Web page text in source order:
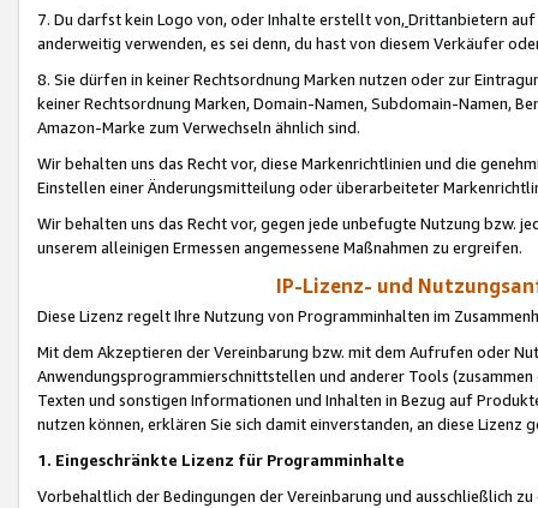
7. Du darfst kein Logo von, oder Inhalte erstellt von,Drittanbietern auf
anderweitig verwenden, es sei denn, du hast von diesem Verkäufer
8. Sie dürfen in keiner Rechtsordnung Marken nutzen oder zur
keiner Rechtsordnung Marken, Domain-Namen, Subdomain-Namen,
Amazon-Marke zum Verwechseln ähnlich sind.
Wir behalten uns das Recht vor, diese Markenrichtlinien und die
Einstellen einer Änderungsmitteilung oder überarbeiteter
Wir behalten uns das Recht vor, gegen jede unbefugte Nutzung bzw.
unserem alleinigen Ermessen angemessene Maßnahmen zu ergreifen.
IP-Lizenz- und
Diese Lizenz regelt Ihre Nutzung von Programminhalten im
Mit dem Akzeptieren der Vereinbarung bzw. mit dem Aufrufen oder
Anwendungsprogrammierschnittstellen und anderer Tools (zusammen
Texten und sonstigen Informationen und Inhalten in Bezug auf
nutzen können, erklären Sie sich damit einverstanden, an diese Lizenz
1. Eingeschränkte Lizenz für Programminhalte
Vorbehaltlich der Bedingungen der Vereinbarung und ausschließlich